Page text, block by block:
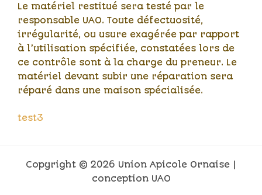
Le matériel restitué sera testé par le
responsable UAO. Toute défectuosité,
irrégularité, ou usure exagérée par rapport
à l’utilisation spécifiée, constatées lors de
ce contrôle sont à la charge du preneur. Le
matériel devant subir une réparation sera
réparé dans une maison spécialisée.
test3
Copyright © 2026 Union Apicole Ornaise |
conception UAO